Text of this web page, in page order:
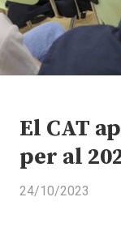
El CAT
per al
24/10/2023